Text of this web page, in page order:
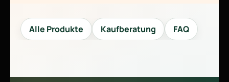
Alle Produkte Kaufberatung FAQ